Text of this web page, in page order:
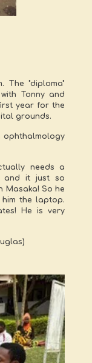
The "diploma"
Tonny and
year for the
grounds.
ophthalmology
needs a
and it just so
Masaka! So he
the laptop.
He is very